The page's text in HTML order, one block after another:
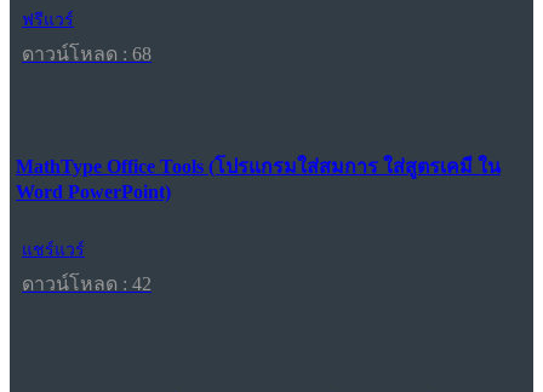
ฟรีแวร์
ดาวน์โหลด : 68
MathType Office Tools (โปรแกรมใส่สมการ ใส่สูตรเคมี ใน
Word PowerPoint)
แชร์แวร์
ดาวน์โหลด : 42